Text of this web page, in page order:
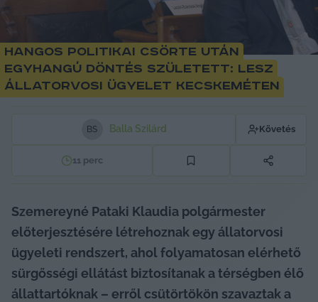
Hangos politikai csörte után
egyhangú döntés született: lesz
állatorvosi ügyelet Kecskeméten
BS Balla Szilárd Követés
11 perc
Szemereyné Pataki Klaudia polgármester
előterjesztésére létrehoznak egy állatorvosi
ügyeleti rendszert, ahol folyamatosan elérhető
sürgősségi ellátást biztosítanak a térségben élő
állattartóknak – erről csütörtökön szavaztak a